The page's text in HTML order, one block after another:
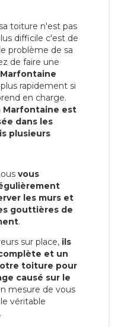
toiture n'est pas
difficile c'est de
problème de sa
de faire une
rapidement si
en charge.
Marfontaine est
dans les
plusieurs
vous
les murs et
gouttières de
.
sur place, ils
et un
toiture pour
causé sur le
mesure de vous
véritable